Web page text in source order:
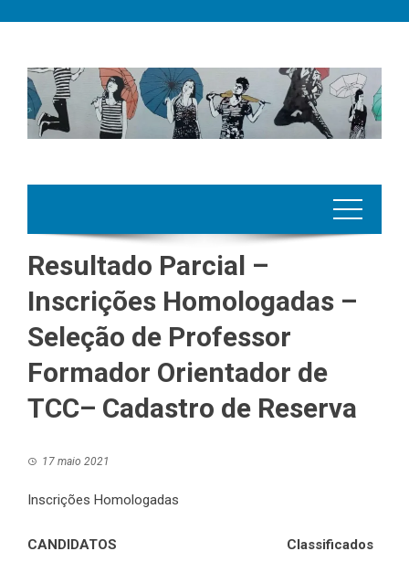
Resultado Parcial –
Inscrições Homologadas –
Seleção de Professor
Formador Orientador de
TCC– Cadastro de Reserva
17 maio 2021
Inscrições Homologadas
CANDIDATOS
Classificados